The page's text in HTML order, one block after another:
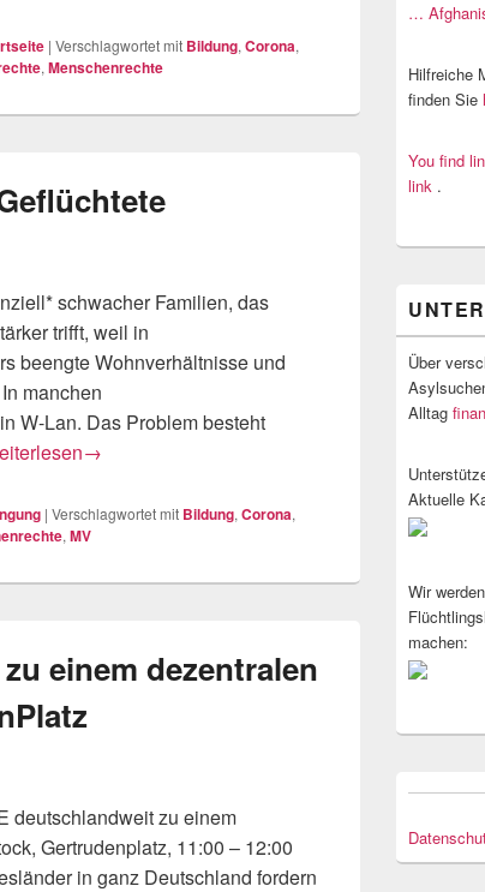
| Verschlagwortet mit Bildung, Corona,
, Menschenrechte
schwacher Familien, das
trifft, weil in
beengte Wohnverhältnisse und
manchen
W-Lan. Das Problem besteht
und Geflüchtete
→
| Verschlagwortet mit Bildung, Corona,
, MV
einem dezentralen
deutschlandweit zu einem
Gertrudenplatz, 11:00 – 12:00
in ganz Deutschland fordern
…
Hilfreiche
finden Sie
You find
link .
Über
Alltag
Aktuelle
Wir
machen: